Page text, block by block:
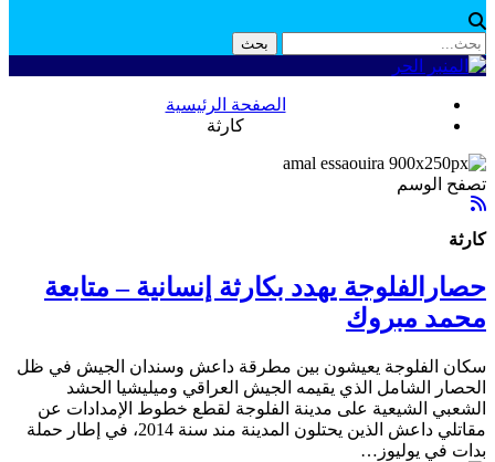
الصفحة الرئيسية
كارثة
تصفح الوسم
كارثة
حصارالفلوجة يهدد بكارثة إنسانية – متابعة
محمد مبروك
سكان الفلوجة يعيشون بين مطرقة داعش وسندان الجيش في ظل
الحصار الشامل الذي يقيمه الجيش العراقي وميليشيا الحشد
الشعبي الشيعية على مدينة الفلوجة لقطع خطوط الإمدادات عن
مقاتلي داعش الذين يحتلون المدينة مند سنة 2014، في إطار حملة
بدات في يوليوز…